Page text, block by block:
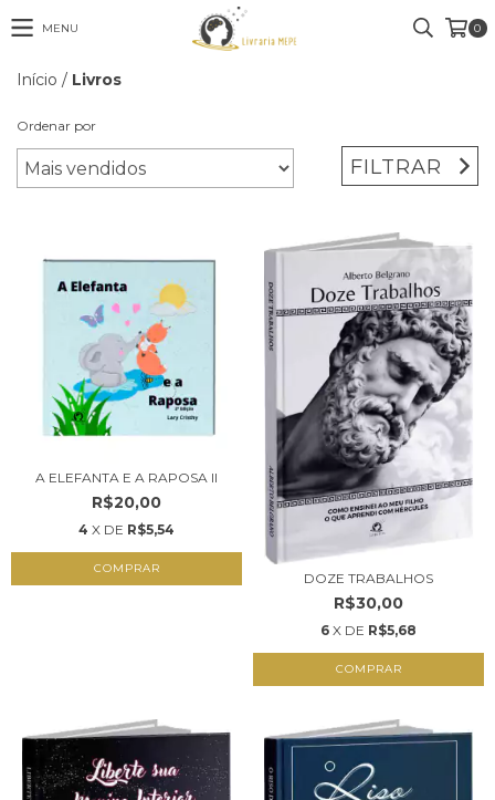
MENU 0
Início / Livros
Ordenar por
FILTRAR
A ELEFANTA E A RAPOSA II
R$20,00
4 X DE R$5,54
COMPRAR
DOZE TRABALHOS
R$30,00
6 X DE R$5,68
COMPRAR